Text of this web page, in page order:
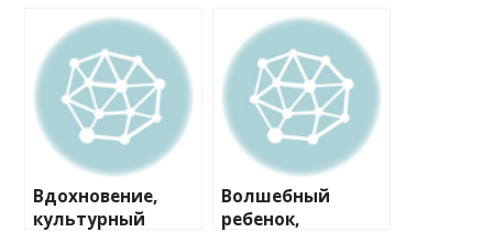
Вдохновение,
культурный
Волшебный
ребенок,